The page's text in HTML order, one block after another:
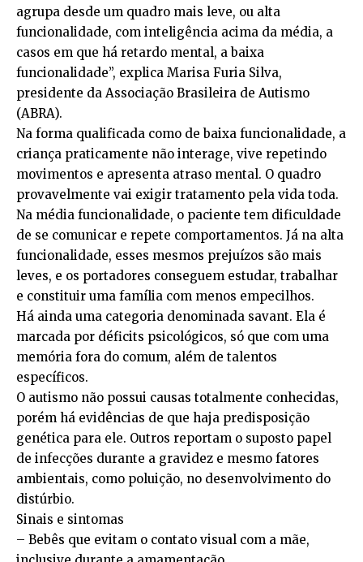
agrupa desde um quadro mais leve, ou alta
funcionalidade, com inteligência acima da média, a
casos em que há retardo mental, a baixa
funcionalidade”, explica Marisa Furia Silva,
presidente da Associação Brasileira de Autismo
(ABRA).
Na forma qualificada como de baixa funcionalidade, a
criança praticamente não interage, vive repetindo
movimentos e apresenta atraso mental. O quadro
provavelmente vai exigir tratamento pela vida toda.
Na média funcionalidade, o paciente tem dificuldade
de se comunicar e repete comportamentos. Já na alta
funcionalidade, esses mesmos prejuízos são mais
leves, e os portadores conseguem estudar, trabalhar
e constituir uma família com menos empecilhos.
Há ainda uma categoria denominada savant. Ela é
marcada por déficits psicológicos, só que com uma
memória fora do comum, além de talentos
específicos.
O autismo não possui causas totalmente conhecidas,
porém há evidências de que haja predisposição
genética para ele. Outros reportam o suposto papel
de infecções durante a gravidez e mesmo fatores
ambientais, como poluição, no desenvolvimento do
distúrbio.
Sinais e sintomas
– Bebês que evitam o contato visual com a mãe,